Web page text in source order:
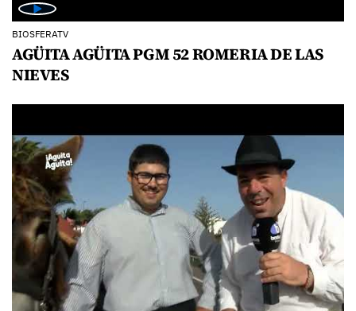
BIOSFERATV
AGÜITA AGÜITA PGM 52 ROMERIA DE LAS
NIEVES